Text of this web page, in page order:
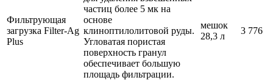
Фильтрующая
загрузка Filter-Ag
Plus
частиц более 5 мк на
основе
клиноптилолитовой руды.
Угловатая пористая
поверхность гранул
обеспечивает большую
площадь фильтрации.
мешок
28,3 л
3 776